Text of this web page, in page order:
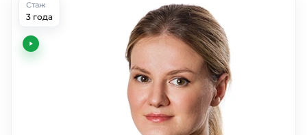
Стаж
3 года